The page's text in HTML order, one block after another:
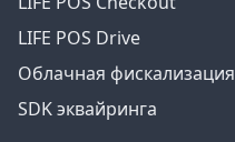
LIFE POS Drive
Облачная фискализация
SDK эквайринга